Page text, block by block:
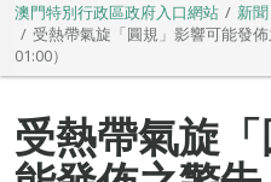
澳門特別行政區政府入口網站
新聞
受熱帶氣旋「圓規」影響可能發
01:00）
受熱帶氣旋